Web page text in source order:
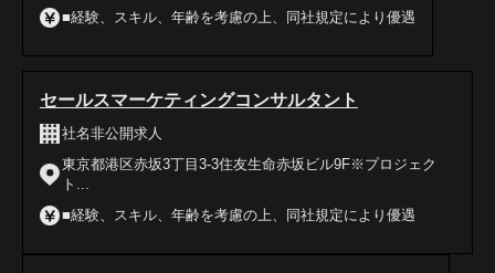
■経験、スキル、年齢を考慮の上、同社規定により優遇
セールスマーケティングコンサルタント
社名非公開求人
東京都港区赤坂3丁目3-3住友生命赤坂ビル9F※プロジェク
ト...
■経験、スキル、年齢を考慮の上、同社規定により優遇